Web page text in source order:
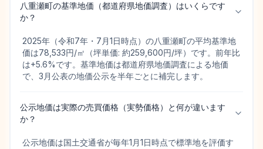
八重瀬町の基準地価（都道府県地価調査）はいくらです
か？
2025年（令和7年・7月1日時点）の八重瀬町の平均基準地
価は78,533円/㎡（坪単価: 約259,600円/坪）です。前年比
は+5.6%です。基準地価は都道府県地価調査による地価
で、3月公表の地価公示を半年ごとに補完します。
公示地価は実際の売買価格（実勢価格）と何が違います
か？
公示地価は国土交通省が毎年1月1日時点で標準地を評価す